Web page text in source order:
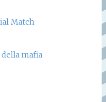
Match
mafia